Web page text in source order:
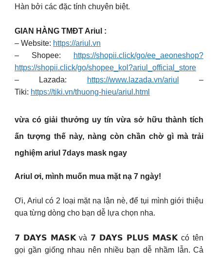
Hàn bởi các đặc tính chuyên biệt.
GIAN HÀNG TMĐT Ariul :
– Website: https://ariul.vn
– Shopee:
https://shopii.click/go/ee_aeoneshop?
https://shopii.click/go/shopee_kol?ariul_official_store
– Lazada:
https://www.lazada.vn/ariul
–
Tiki: https://tiki.vn/thuong-hieu/ariul.html
vừa có giải thưởng uy tín vừa sở hữu thành tích
ấn tượng thế này, nàng còn chần chờ gì mà trải
nghiệm ariul 7days mask ngay
Ariul ơi, mình muốn mua mặt nạ 7 ngày!
Ơi, Ariul có 2 loại mặt nạ lận nè, để tụi mình giới thiệu
qua từng dòng cho bạn dễ lựa chọn nha.
𝟳 𝗗𝗔𝗬𝗦 𝗠𝗔𝗦𝗞 và 𝟳 𝗗𝗔𝗬𝗦 𝗣𝗟𝗨𝗦 𝗠𝗔𝗦𝗞 có tên
gọi gần giống nhau nên nhiều bạn dễ nhầm lẫn. Cả